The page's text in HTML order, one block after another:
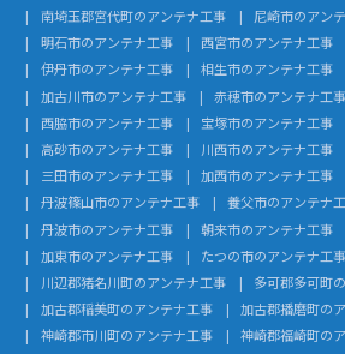
南埼玉郡宮代町のアンテナ工事
尼崎市のアン
明石市のアンテナ工事
西宮市のアンテナ工事
伊丹市のアンテナ工事
相生市のアンテナ工事
加古川市のアンテナ工事
赤穂市のアンテナ工事
西脇市のアンテナ工事
宝塚市のアンテナ工事
高砂市のアンテナ工事
川西市のアンテナ工事
三田市のアンテナ工事
加西市のアンテナ工事
丹波篠山市のアンテナ工事
養父市のアンテナ
丹波市のアンテナ工事
朝来市のアンテナ工事
加東市のアンテナ工事
たつの市のアンテナ工事
川辺郡猪名川町のアンテナ工事
多可郡多可町
加古郡稲美町のアンテナ工事
加古郡播磨町の
神崎郡市川町のアンテナ工事
神崎郡福崎町の